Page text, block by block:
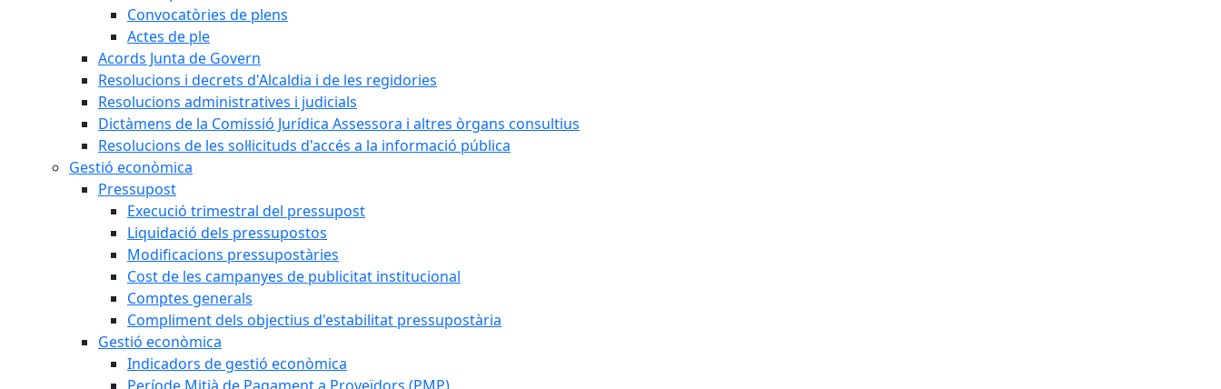
Convocatòries de plens
Actes de ple
Acords Junta de Govern
Resolucions i decrets d'Alcaldia i de les regidories
Resolucions administratives i judicials
Dictàmens de la Comissió Jurídica Assessora i altres òrgans consultius
Resolucions de les sol·licituds d'accés a la informació pública
Gestió econòmica
Pressupost
Execució trimestral del pressupost
Liquidació dels pressupostos
Modificacions pressupostàries
Cost de les campanyes de publicitat institucional
Comptes generals
Compliment dels objectius d'estabilitat pressupostària
Gestió econòmica
Indicadors de gestió econòmica